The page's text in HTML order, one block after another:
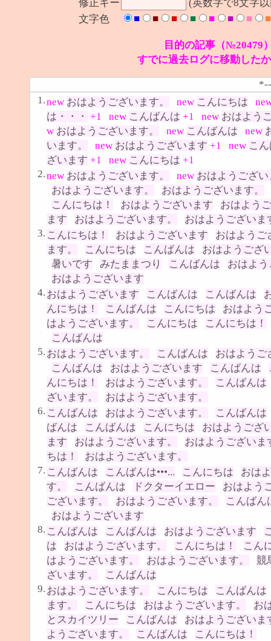
修正キー
(英数字で8文字
文字色
■ ■ ■ ■ ■ ■ ■ ■
目的の記事（№20479
すでに過去ログに移動した
1.new おはようございます。 new こんにちは
は・・・ +1 new こんばんは +1 new おはよう
w おはようございます。 new こんばんは new
います。
new おはようございます +1 new こ
ざいます +1 new こんにちは +1
2.new おはようございます。 new おはようござい
おはようございます。
おはようございます。
こんにちは！
おはようございます
おはよう
ます
おはようございます。
おはようございま
3. こんにちは！ おはようございます
おはようご
ます。
こんにちは こんばんは
おはようござ
暑いです
みたままつり こんばんは
おはよ
おはようございます
4. おはようございます こんばんは こんばんは
んにちは！
こんばんは こんにちは
おはよう
はようございます。
こんにちは
こんにちは！
こんばんは
5. おはようございます。 こんばんは
おはようご
こんばんは
おはようございます こんばんは
んにちは！
おはようございます。
こんばんは
ざいます。
おはようございます。
6. こんばんは おはようございます。
こんばんは
ばんは
こんばんは こんにちは
おはようござ
ます
おはようございます。
おはようございま
ちは！
おはようございます。
7. こんばんは こんばんは•••... こんにちは
おは
す。
こんばんは ドクターイエロー
おはよう
ございます。
おはようございます。
こんばん
おはようございます
8. こんばんは こんばんは おはようございます
は
おはようございます。 こんにちは！
こん
はようございます。
おはようございます。
競
ざいます。
こんばんは
9. おはようございます。 こんにちは
こんばんは
ます。
こんにちは おはようございます。
お
とスカイツリー
こんばんは
おはようございま
ようございます。
こんばんは
こんにちは！